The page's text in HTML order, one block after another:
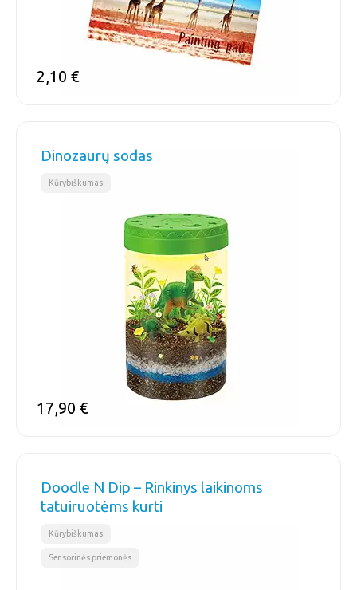
2,10 €
Dinozaurų sodas
Kūrybiškumas
17,90 €
Doodle N Dip – Rinkinys laikinoms
tatuiruotėms kurti
Kūrybiškumas
Sensorinės priemonės